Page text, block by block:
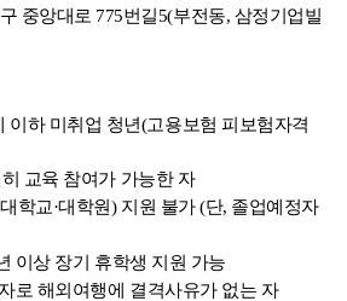
중앙대로 775번길5(부전동, 삼정기업빌
이하 미취업 청년(고용보험 피보험자격
교육 참여가 가능한 자
대학교·대학원) 지원 불가 (단, 졸업예정자
이상 장기 휴학생 지원 가능
해외여행에 결격사유가 없는 자